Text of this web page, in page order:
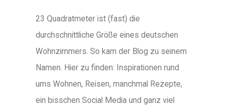
23 Quadratmeter ist (fast) die
durchschnittliche Größe eines deutschen
Wohnzimmers. So kam der Blog zu seinem
Namen. Hier zu finden: Inspirationen rund
ums Wohnen, Reisen, manchmal Rezepte,
ein bisschen Social Media und ganz viel